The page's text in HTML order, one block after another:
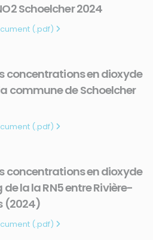
Schoelcher 2024
(.pdf)
concentrations en dioxyde
commune de Schoelcher
(.pdf)
concentrations en dioxyde
de la la RN5 entre Rivière-
(2024)
(.pdf)